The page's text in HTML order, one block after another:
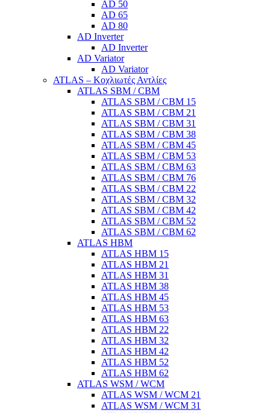
AD 50
AD 65
AD 80
AD Inverter
AD Inverter
AD Variator
AD Variator
ATLAS – Κοχλιωτές Αντλίες
ATLAS SBM / CBM
ATLAS SBM / CBM 15
ATLAS SBM / CBM 21
ATLAS SBM / CBM 31
ATLAS SBM / CBM 38
ATLAS SBM / CBM 45
ATLAS SBM / CBM 53
ATLAS SBM / CBM 63
ATLAS SBM / CBM 76
ATLAS SBM / CBM 22
ATLAS SBM / CBM 32
ATLAS SBM / CBM 42
ATLAS SBM / CBM 52
ATLAS SBM / CBM 62
ATLAS HBM
ATLAS HBM 15
ATLAS HBM 21
ATLAS HBM 31
ATLAS HBM 38
ATLAS HBM 45
ATLAS HBM 53
ATLAS HBM 63
ATLAS HBM 22
ATLAS HBM 32
ATLAS HBM 42
ATLAS HBM 52
ATLAS HBM 62
ATLAS WSM / WCM
ATLAS WSM / WCM 21
ATLAS WSM / WCM 31